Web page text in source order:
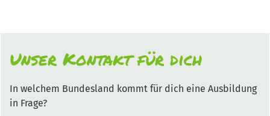
Unser Kontakt für dich
In welchem Bundesland kommt für dich eine Ausbildung
in Frage?